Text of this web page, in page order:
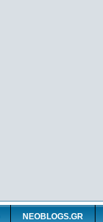
NEOBLOGS.GR